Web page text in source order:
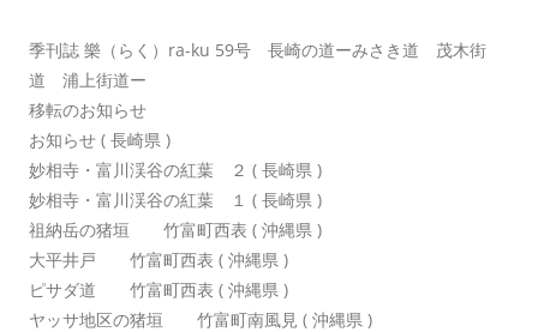
季刊誌 樂（らく）ra-ku 59号 長崎の道ーみさき道 茂木街
道 浦上街道ー
移転のお知らせ
お知らせ ( 長崎県 )
妙相寺・富川渓谷の紅葉 ２ ( 長崎県 )
妙相寺・富川渓谷の紅葉 １ ( 長崎県 )
祖納岳の猪垣 竹富町西表 ( 沖縄県 )
大平井戸 竹富町西表 ( 沖縄県 )
ピサダ道 竹富町西表 ( 沖縄県 )
ヤッサ地区の猪垣 竹富町南風見 ( 沖縄県 )